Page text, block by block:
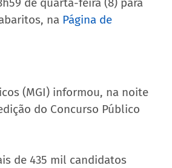
de quarta-feira (8) para
na Página de
(MGI) informou, na noite
do Concurso Público
de 435 mil candidatos